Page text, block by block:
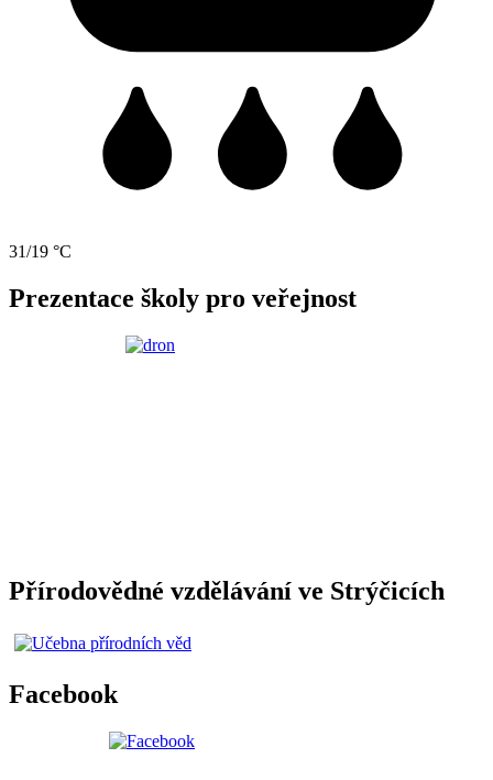
31/19 °C
Prezentace školy pro veřejnost
Přírodovědné vzdělávání ve Strýčicích
Facebook